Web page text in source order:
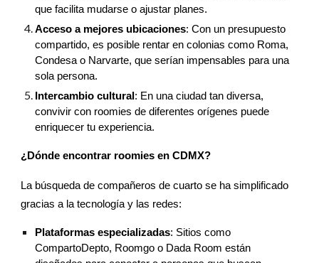
que facilita mudarse o ajustar planes.
Acceso a mejores ubicaciones: Con un presupuesto
compartido, es posible rentar en colonias como Roma,
Condesa o Narvarte, que serían impensables para una
sola persona.
Intercambio cultural : En una ciudad tan diversa,
convivir con roomies de diferentes orígenes puede
enriquecer tu experiencia.
¿Dónde encontrar roomies en CDMX?
La búsqueda de compañeros de cuarto se ha simplificado
gracias a la tecnología y las redes:
Plataformas especializadas: Sitios como
CompartoDepto, Roomgo o Dada Room están